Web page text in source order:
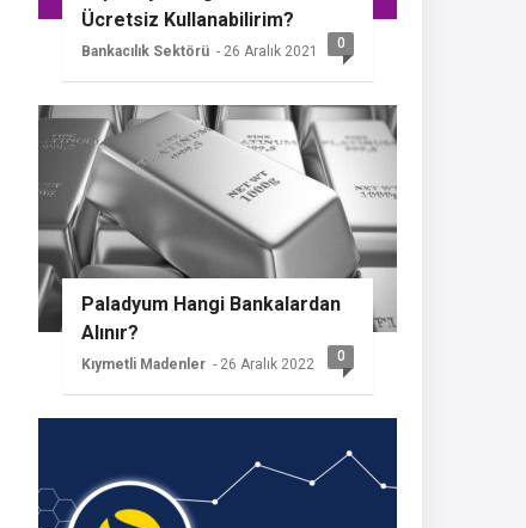
Ücretsiz Kullanabilirim?
Bankacılık Sektörü - 26 Aralık 2021 0
Paladyum Hangi Bankalardan
Alınır?
Kıymetli Madenler - 26 Aralık 2022 0